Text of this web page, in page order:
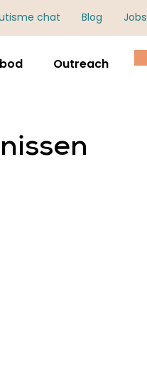
chat Blog Jobs
Outreach